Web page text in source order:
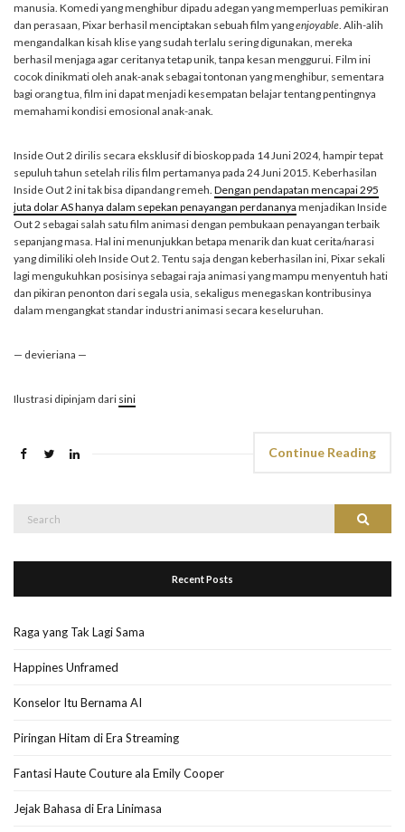
manusia. Komedi yang menghibur dipadu adegan yang memperluas pemikiran
dan perasaan, Pixar berhasil menciptakan sebuah film yangenjoyable. Alih-alih
mengandalkan kisah klise yang sudah terlalu sering digunakan, mereka
berhasil menjaga agar ceritanya tetap unik, tanpa kesan menggurui. Film ini
cocok dinikmati oleh anak-anak sebagai tontonan yang menghibur, sementara
bagi orang tua, film ini dapat menjadi kesempatan belajar tentang pentingnya
memahami kondisi emosional anak-anak.
Inside Out 2 dirilis secara eksklusif di bioskop pada 14 Juni 2024, hampir tepat
sepuluh tahun setelah rilis film pertamanya pada 24 Juni 2015. Keberhasilan
Inside Out 2 ini tak bisa dipandang remeh. Dengan pendapatan mencapai 295
juta dolar AS hanya dalam sepekan penayangan perdananya menjadikan Inside
Out 2 sebagai salah satu film animasi dengan pembukaan penayangan terbaik
sepanjang masa. Hal ini menunjukkan betapa menarik dan kuat cerita/narasi
yang dimiliki oleh Inside Out 2. Tentu saja dengan keberhasilan ini, Pixar sekali
lagi mengukuhkan posisinya sebagai raja animasi yang mampu menyentuh hati
dan pikiran penonton dari segala usia, sekaligus menegaskan kontribusinya
dalam mengangkat standar industri animasi secara keseluruhan.
— devieriana —
Ilustrasi dipinjam dari sini
Continue Reading
Search
Search
Recent Posts
Raga yang Tak Lagi Sama
Happines Unframed
Konselor Itu Bernama AI
Piringan Hitam di Era Streaming
Fantasi Haute Couture ala Emily Cooper
Jejak Bahasa di Era Linimasa